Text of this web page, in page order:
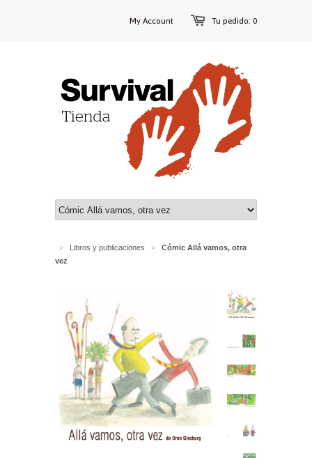
Tu pedido: 0
My Account
> Libros y publicaciones >
Cómic Allá vamos, otra
vez